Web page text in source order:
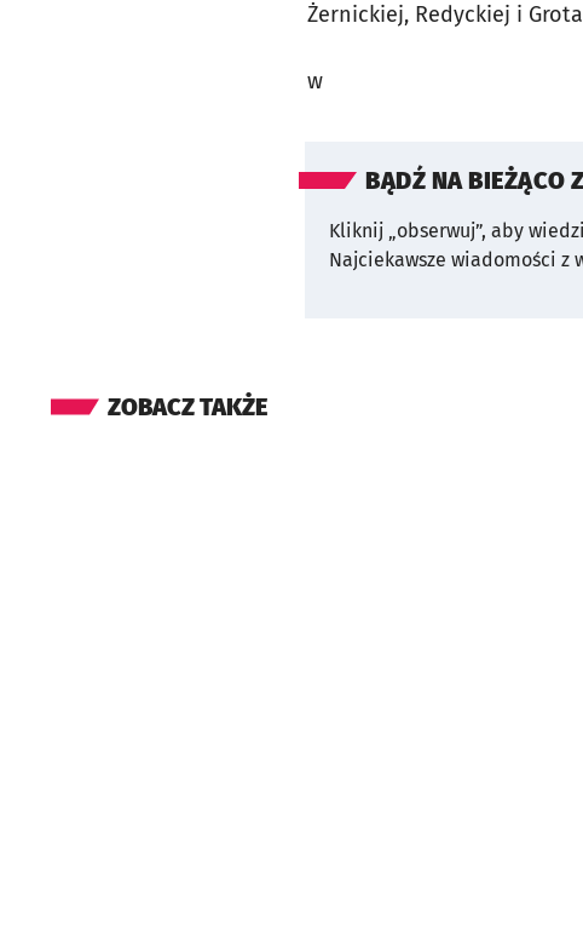
Żernickiej, Redyckiej i
w
BĄDŹ NA BIEŻĄCO
Kliknij „obserwuj”, aby
Najciekawsze wiadomości z
ZOBACZ TAKŻE